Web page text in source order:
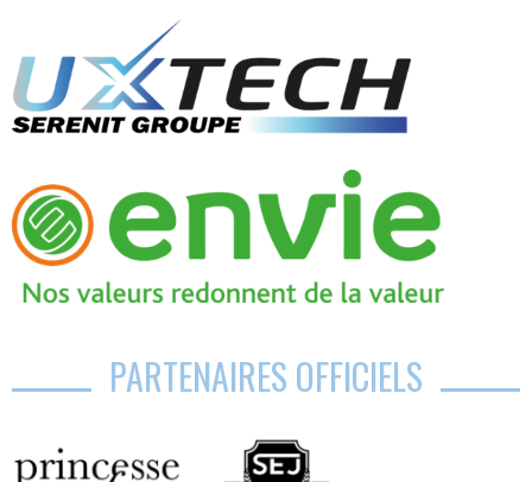
PARTENAIRES OFFICIELS